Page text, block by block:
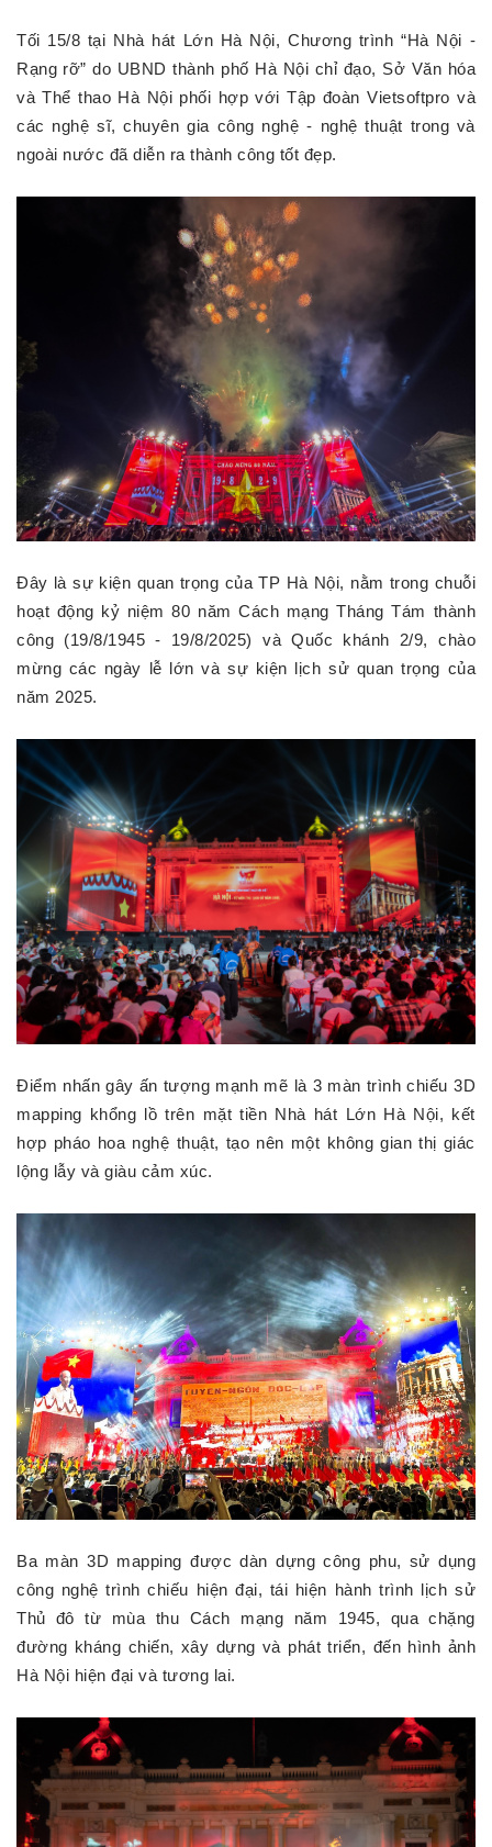
Tối 15/8 tại Nhà hát Lớn Hà Nội, Chương trình “Hà Nội -
Rạng rỡ” do UBND thành phố Hà Nội chỉ đạo, Sở Văn hóa
và Thể thao Hà Nội phối hợp với Tập đoàn Vietsoftpro và
các nghệ sĩ, chuyên gia công nghệ - nghệ thuật trong và
ngoài nước đã diễn ra thành công tốt đẹp.
Đây là sự kiện quan trọng của TP Hà Nội, nằm trong chuỗi
hoạt động kỷ niệm 80 năm Cách mạng Tháng Tám thành
công (19/8/1945 - 19/8/2025) và Quốc khánh 2/9, chào
mừng các ngày lễ lớn và sự kiện lịch sử quan trọng của
năm 2025.
Điểm nhấn gây ấn tượng mạnh mẽ là 3 màn trình chiếu 3D
mapping khổng lồ trên mặt tiền Nhà hát Lớn Hà Nội, kết
hợp pháo hoa nghệ thuật, tạo nên một không gian thị giác
lộng lẫy và giàu cảm xúc.
Ba màn 3D mapping được dàn dựng công phu, sử dụng
công nghệ trình chiếu hiện đại, tái hiện hành trình lịch sử
Thủ đô từ mùa thu Cách mạng năm 1945, qua chặng
đường kháng chiến, xây dựng và phát triển, đến hình ảnh
Hà Nội hiện đại và tương lai.